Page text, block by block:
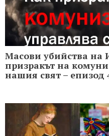
Масови убийства на
призракът на
нашия свят – епизод